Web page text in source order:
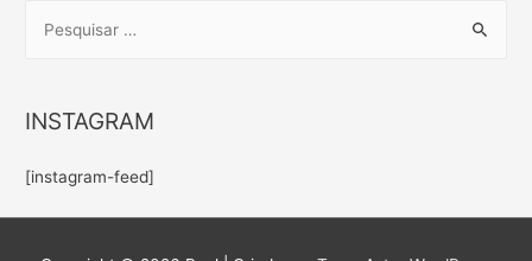
q
i
INSTAGRAM
[instagram-feed]